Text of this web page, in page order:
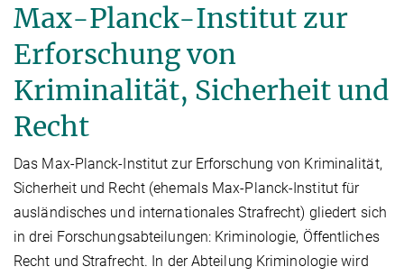
Max-Planck-Institut zur
Erforschung von
Kriminalität, Sicherheit und
Recht
Das Max-Planck-Institut zur Erforschung von Kriminalität,
Sicherheit und Recht (ehemals Max-Planck-Institut für
ausländisches und internationales Strafrecht) gliedert sich
in drei Forschungsabteilungen: Kriminologie, Öffentliches
Recht und Strafrecht. In der Abteilung Kriminologie wird